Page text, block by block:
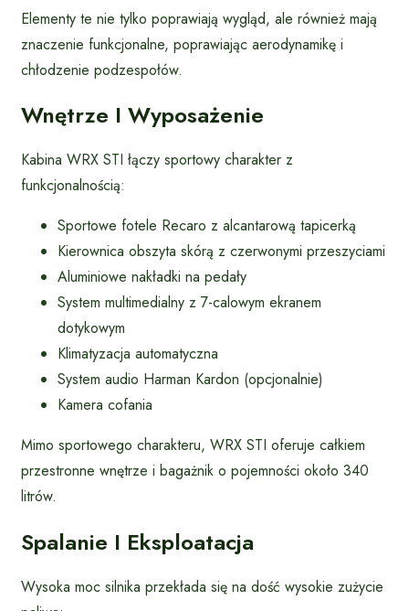
Elementy te nie tylko poprawiają wygląd, ale również mają
znaczenie funkcjonalne, poprawiając aerodynamikę i
chłodzenie podzespołów.
Wnętrze I Wyposażenie
Kabina WRX STI łączy sportowy charakter z
funkcjonalnością:
Sportowe fotele Recaro z alcantarową tapicerką
Kierownica obszyta skórą z czerwonymi przeszyciami
Aluminiowe nakładki na pedały
System multimedialny z 7-calowym ekranem
dotykowym
Klimatyzacja automatyczna
System audio Harman Kardon (opcjonalnie)
Kamera cofania
Mimo sportowego charakteru, WRX STI oferuje całkiem
przestronne wnętrze i bagażnik o pojemności około 340
litrów.
Spalanie I Eksploatacja
Wysoka moc silnika przekłada się na dość wysokie zużycie